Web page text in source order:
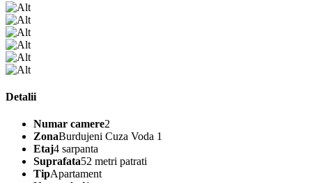
Detalii
Numar camere2
ZonaBurdujeni Cuza Voda 1
Etaj4 sarpanta
Suprafata52 metri patrati
TipApartament